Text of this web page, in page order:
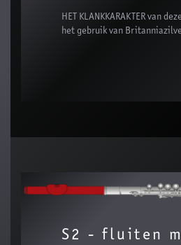
HET KLANKKARAKTER van
het gebruik van
S2 - fluiten